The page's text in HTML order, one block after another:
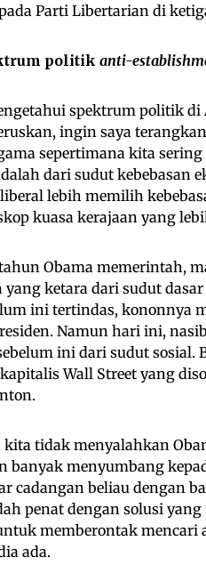
Parti Libertarian di
politik anti-
spektrum politik di
ingin saya
sepertimana kita
dari sudut kebebasan
lebih memilih
kuasa kerajaan yang
tahun Obama memerintah,
yang ketara dari sudut
ini tertindas, kononnya
Namun hari ini,
ini dari sudut sosial.
Wall Street yang
kita tidak menyalahkan
banyak menyumbang
cadangan beliau dengan
penat dengan solusi
memberontak mencari
ada.